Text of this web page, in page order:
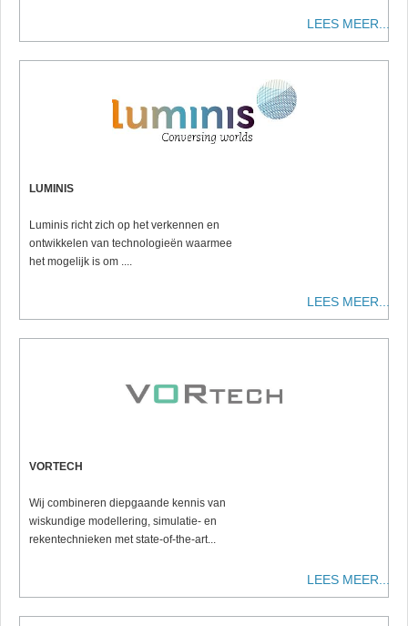
LEES MEER...
LUMINIS
Luminis richt zich op het verkennen en
ontwikkelen van technologieën waarmee
het mogelijk is om ....
LEES MEER...
VORTECH
Wij combineren diepgaande kennis van
wiskundige modellering, simulatie- en
rekentechnieken met state-of-the-art...
LEES MEER...